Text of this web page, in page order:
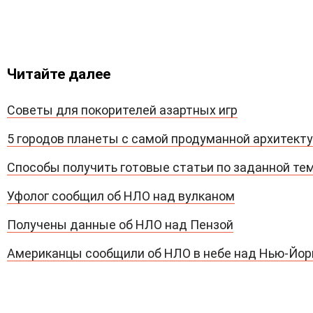
Читайте далее
Советы для покорителей азартных игр
5 городов планеты с самой продуманной
Способы получить готовые статьи по заданной
Уфолог сообщил об НЛО над вулканом
Получены данные об НЛО над Пензой
Американцы сообщили об НЛО в небе над Нью-